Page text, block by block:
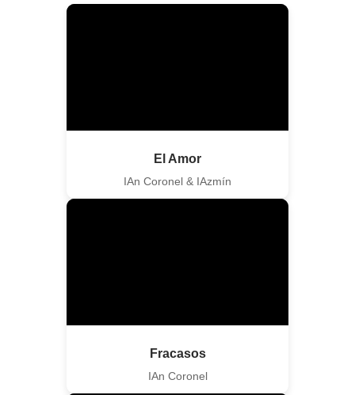
El Amor
IAn Coronel & IAzmín
Fracasos
IAn Coronel